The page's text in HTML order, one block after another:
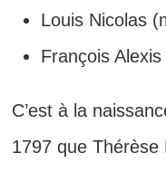
Louis Nicolas
François
C’est à la
1797 que